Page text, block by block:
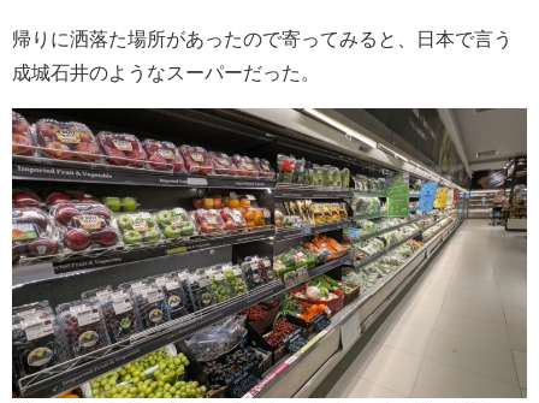
帰りに洒落た場所があったので寄ってみると、日本で言う
成城石井のようなスーパーだった。